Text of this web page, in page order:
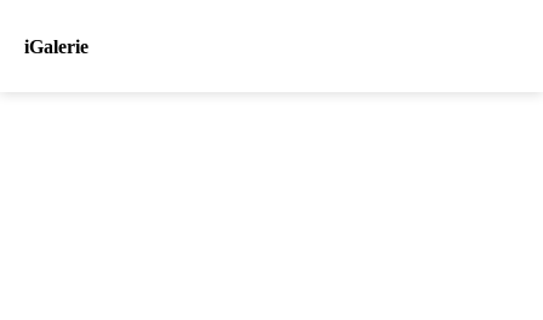
iGalerie